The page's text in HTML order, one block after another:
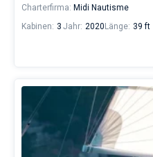
Charterfirma: Midi Nautisme
Kabinen: 3 Jahr: 2020 Länge: 39 ft